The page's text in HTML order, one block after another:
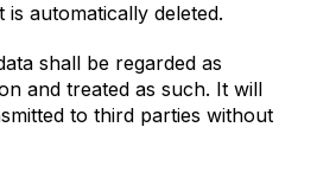
automatically deleted.
shall be regarded as
and treated as such. It will
to third parties without